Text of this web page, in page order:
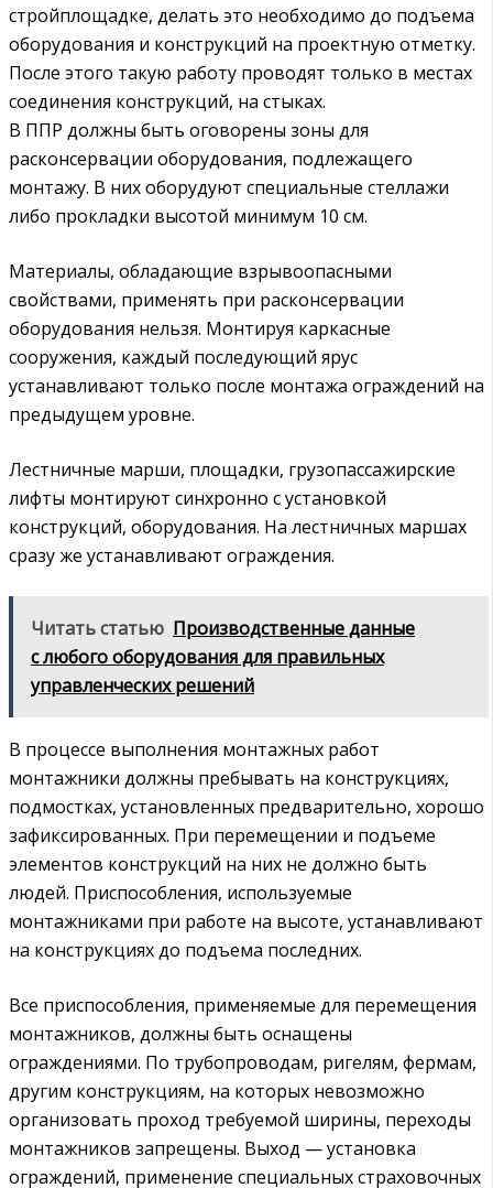
стройплощадке, делать это необходимо до подъема
оборудования и конструкций на проектную отметку.
После этого такую работу проводят только в местах
соединения конструкций, на стыках.
В ППР должны быть оговорены зоны для
расконсервации оборудования, подлежащего
монтажу. В них оборудуют специальные стеллажи
либо прокладки высотой минимум 10 см.
Материалы, обладающие взрывоопасными
свойствами, применять при расконсервации
оборудования нельзя. Монтируя каркасные
сооружения, каждый последующий ярус
устанавливают только после монтажа ограждений на
предыдущем уровне.
Лестничные марши, площадки, грузопассажирские
лифты монтируют синхронно с установкой
конструкций, оборудования. На лестничных маршах
сразу же устанавливают ограждения.
Читать статью Производственные данные
с любого оборудования для правильных
управленческих решений
В процессе выполнения монтажных работ
монтажники должны пребывать на конструкциях,
подмостках, установленных предварительно, хорошо
зафиксированных. При перемещении и подъеме
элементов конструкций на них не должно быть
людей. Приспособления, используемые
монтажниками при работе на высоте, устанавливают
на конструкциях до подъема последних.
Все приспособления, применяемые для перемещения
монтажников, должны быть оснащены
ограждениями. По трубопроводам, ригелям, фермам,
другим конструкциям, на которых невозможно
организовать проход требуемой ширины, переходы
монтажников запрещены. Выход — установка
ограждений, применение специальных страховочных